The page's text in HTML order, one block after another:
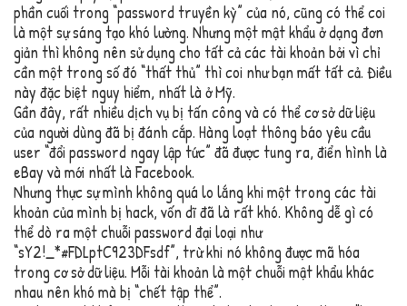
phần cuối trong “password truyền kỳ” của nó, cũng có thể coi
là một sự sáng tạo khó lường. Nhưng một mật khẩu ở dạng đơn
giản thì không nên sử dụng cho tất cả các tài khoản bởi vì chỉ
cần một trong số đó “thất thủ” thì coi như bạn mất tất cả. Điều
này đặc biệt nguy hiểm, nhất là ở Mỹ.
Gần đây, rất nhiều dịch vụ bị tấn công và có thể cơ sở dữ liệu
của người dùng đã bị đánh cắp. Hàng loạt thông báo yêu cầu
user “đổi password ngay lập tức” đã được tung ra, điển hình là
eBay và mới nhất là Facebook.
Nhưng thực sự mình không quá lo lắng khi một trong các tài
khoản của mình bị hack, vốn dĩ đã là rất khó. Không dễ gì có
thể dò ra một chuỗi password đại loại như
“sY2!_*#FDLptC923DFsdf”, trừ khi nó không được mã hóa
trong cơ sở dữ liệu. Mỗi tài khoản là một chuỗi mật khẩu khác
nhau nên khó mà bị “chết tập thể”.